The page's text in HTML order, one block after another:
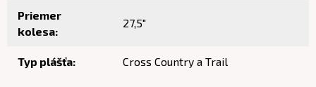
Priemer
kolesa:
27,5"
Typ plášťa: Cross Country a Trail